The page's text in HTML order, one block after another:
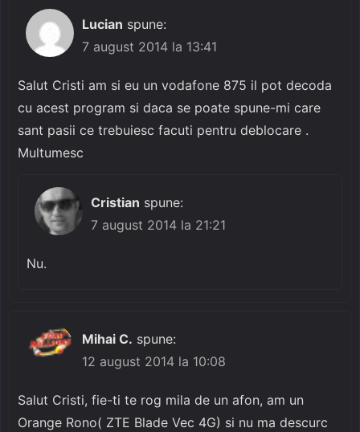
Lucian spune:
7 august 2014 la 13:41
Salut Cristi am si eu un vodafone 875 il pot decoda
cu acest program si daca se poate spune-mi care
sant pasii ce trebuiesc facuti pentru deblocare .
Multumesc
Cristian spune:
7 august 2014 la 21:21
Nu.
Mihai C. spune:
12 august 2014 la 10:08
Salut Cristi, fie-ti te rog mila de un afon, am un
Orange Rono( ZTE Blade Vec 4G) si nu ma descurc